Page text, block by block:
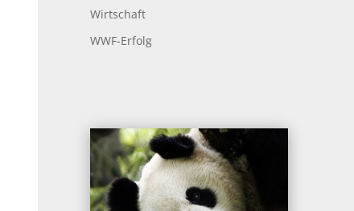
Wirtschaft
WWF-Erfolg